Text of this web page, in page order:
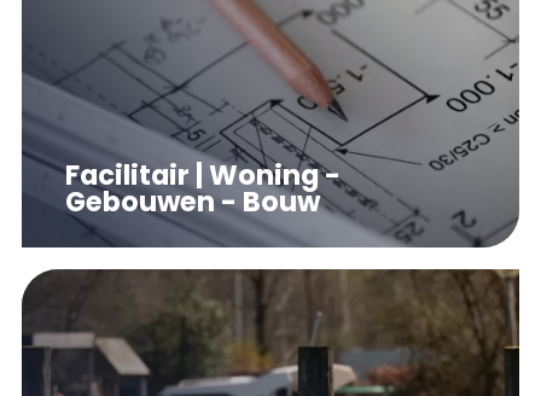
Facilitair | Woning -
Gebouwen - Bouw